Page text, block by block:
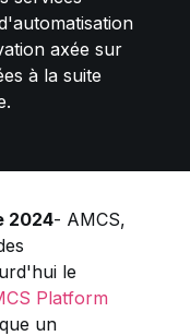
axée sur
à la suite
2024- AMCS,
le
Platform
un